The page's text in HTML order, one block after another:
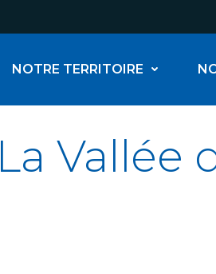
NOTRE TERRITOIRE
La Vallée